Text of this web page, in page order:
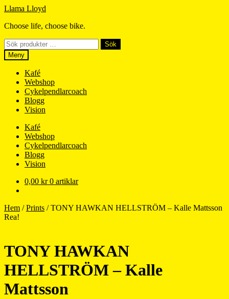
Hoppa
navigering
Hoppa
innehåll
Llama Lloyd
Choose life, choose bike.
Sök
efter:
Sök
Meny
Kafé
Webshop
Cykelpendlarcoach
Blogg
Vision
Kafé
Webshop
Cykelpendlarcoach
Blogg
Vision
0,00 kr 0 artiklar
Hem /Prints /TONY HAWKAN HELLSTRÖM – Kalle Mattsson
Rea!
TONY HAWKAN
HELLSTRÖM – Kalle
Mattsson